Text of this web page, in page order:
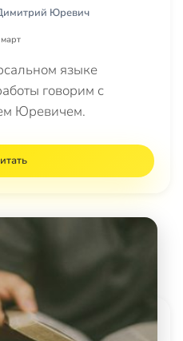
Юревич
языке
говорим с
Юревичем.